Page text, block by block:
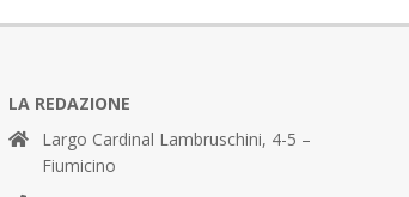
LA REDAZIONE
Largo Cardinal Lambruschini, 4-5 –
Fiumicino